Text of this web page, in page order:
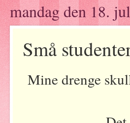
mandag den 18.
Små
Mine drenge